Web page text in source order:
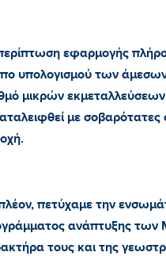
εφαρμογής
υπολογισμού των
μικρών
με σοβαρότατες
πετύχαμε την
ανάπτυξης των
τους και της